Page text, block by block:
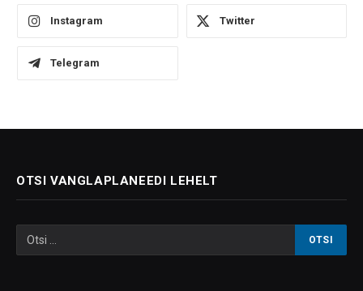
Instagram Twitter
Telegram
OTSI VANGLAPLANEEDI LEHELT